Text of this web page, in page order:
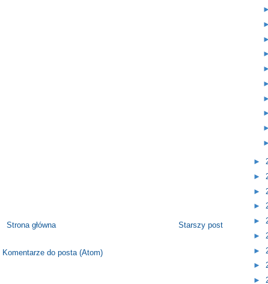
Starszy post
Strona główna
Komentarze do posta (Atom)
►
►
►
►
►
►
►
►
►